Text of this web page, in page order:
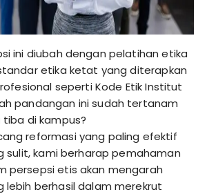
ini diubah dengan pelatihan etika
etika ketat yang diterapkan
seperti Kode Etik Institut
pandangan ini sudah tertanam
di kampus?
reformasi yang paling efektif
sulit, kami berharap pemahaman
persepsi etis akan mengarah
lebih berhasil dalam merekrut